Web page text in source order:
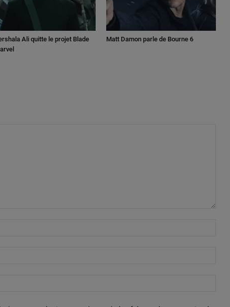
Ali quitte le projet Blade
Matt Damon parle de Bourne 6